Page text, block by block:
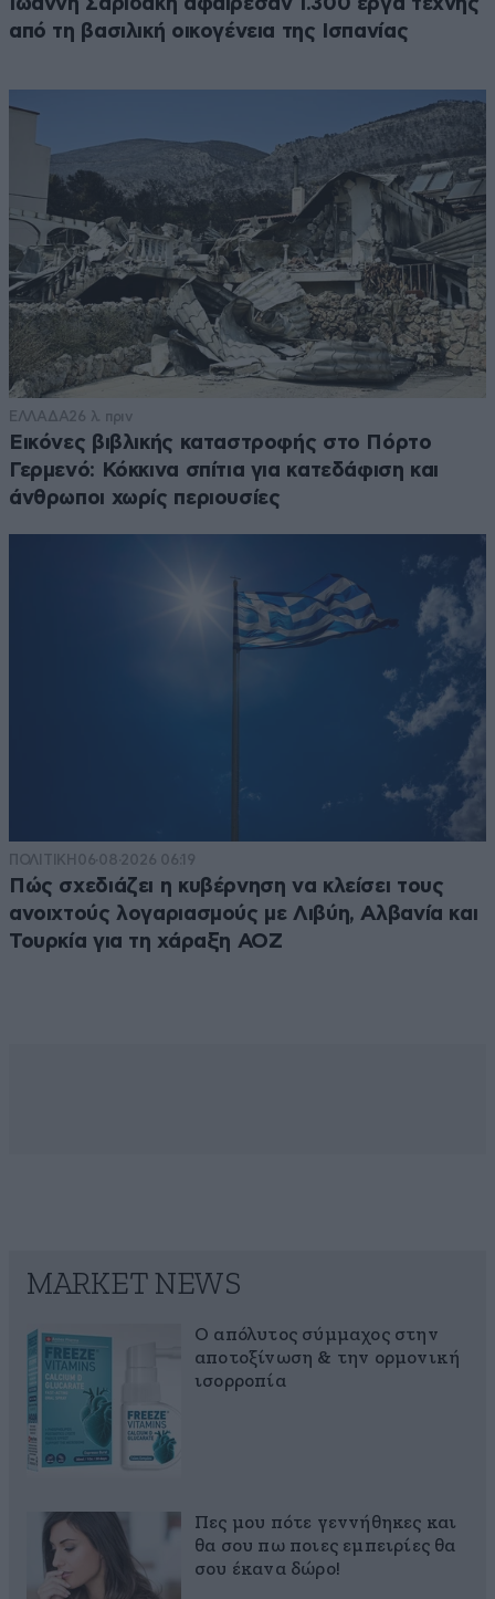
από τη βασιλική οικογένεια της Ισπανίας
ΕΛΛΑΔΑ26 λ. πριν
Εικόνες βιβλικής καταστροφής στο Πόρτο
Γερμενό: Κόκκινα σπίτια για κατεδάφιση και
άνθρωποι χωρίς περιουσίες
ΠΟΛΙΤΙΚΗ 06·08·2026 06:19
Πώς σχεδιάζει η κυβέρνηση να κλείσει τους
ανοιχτούς λογαριασμούς με Λιβύη, Αλβανία και
Τουρκία για τη χάραξη ΑΟΖ
MARKET NEWS
Ο απόλυτος σύμμαχος στην
αποτοξίνωση & την ορμονική
ισορροπία
Πες μου πότε γεννήθηκες και
θα σου πω ποιες εμπειρίες θα
σου έκανα δώρο!